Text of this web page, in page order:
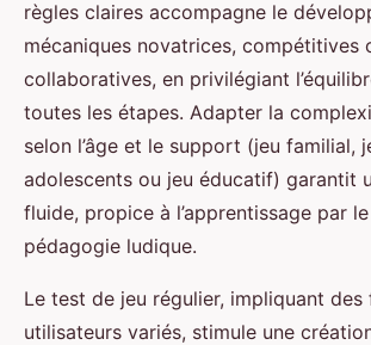
règles claires accompagne le
mécaniques novatrices, compétitives
collaboratives, en privilégiant
toutes les étapes. Adapter la
selon l’âge et le support (jeu familial,
adolescents ou jeu éducatif) garantit
fluide, propice à l’apprentissage par
pédagogie ludique.
Le test de jeu régulier, impliquant des
utilisateurs variés, stimule une